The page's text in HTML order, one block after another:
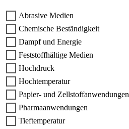
Abrasive Medien
Chemische Beständigkeit
Dampf und Energie
Feststoffhältige Medien
Hochdruck
Hochtemperatur
Papier- und Zellstoffanwendungen
Pharmaanwendungen
Tieftemperatur